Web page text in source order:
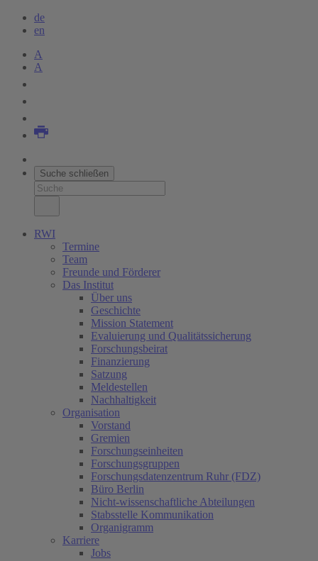
de
en
A
A
Suche schließen
RWI
Termine
Team
Freunde und Förderer
Das Institut
Über uns
Geschichte
Mission Statement
Evaluierung und Qualitätssicherung
Forschungsbeirat
Finanzierung
Satzung
Meldestellen
Nachhaltigkeit
Organisation
Vorstand
Gremien
Forschungseinheiten
Forschungsgruppen
Forschungsdatenzentrum Ruhr (FDZ)
Büro Berlin
Nicht-wissenschaftliche Abteilungen
Stabsstelle Kommunikation
Organigramm
Karriere
Jobs